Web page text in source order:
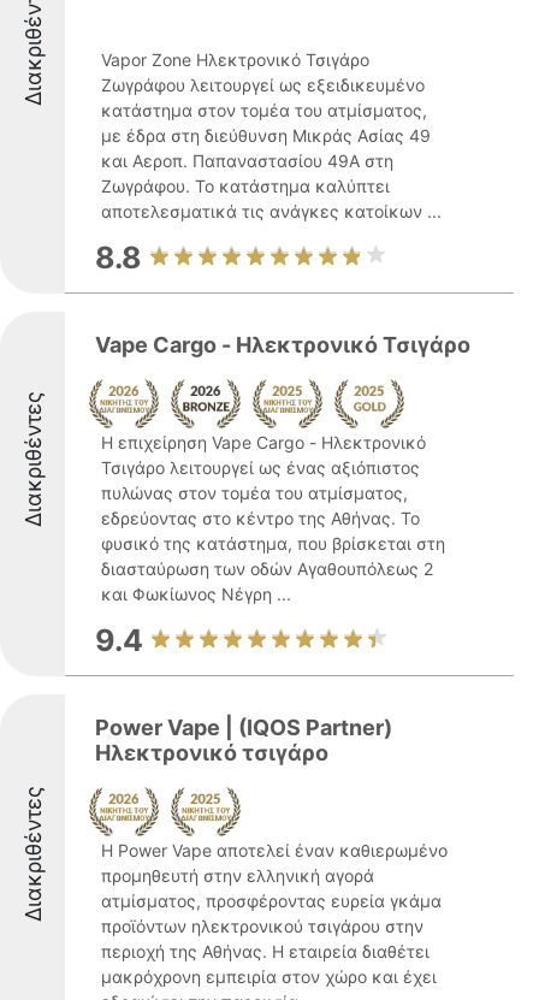
Διακριθέντες
Vapor Zone Ηλεκτρονικό Τσιγάρο
Ζωγράφου λειτουργεί ως εξειδικευμένο
κατάστημα στον τομέα του ατμίσματος,
με έδρα στη διεύθυνση Μικράς Ασίας 49
και Αεροπ. Παπαναστασίου 49Α στη
Ζωγράφου. Το κατάστημα καλύπτει
αποτελεσματικά τις ανάγκες κατοίκων ...
8.8
Διακριθέντες
Vape Cargo - Ηλεκτρονικό Τσιγάρο
Η επιχείρηση Vape Cargo - Ηλεκτρονικό
Τσιγάρο λειτουργεί ως ένας αξιόπιστος
πυλώνας στον τομέα του ατμίσματος,
εδρεύοντας στο κέντρο της Αθήνας. Το
φυσικό της κατάστημα, που βρίσκεται στη
διασταύρωση των οδών Αγαθουπόλεως 2
και Φωκίωνος Νέγρη ...
9.4
Διακριθέντες
Power Vape | (IQOS Partner)
Ηλεκτρονικό τσιγάρο
Η Power Vape αποτελεί έναν καθιερωμένο
προμηθευτή στην ελληνική αγορά
ατμίσματος, προσφέροντας ευρεία γκάμα
προϊόντων ηλεκτρονικού τσιγάρου στην
περιοχή της Αθήνας. Η εταιρεία διαθέτει
μακρόχρονη εμπειρία στον χώρο και έχει